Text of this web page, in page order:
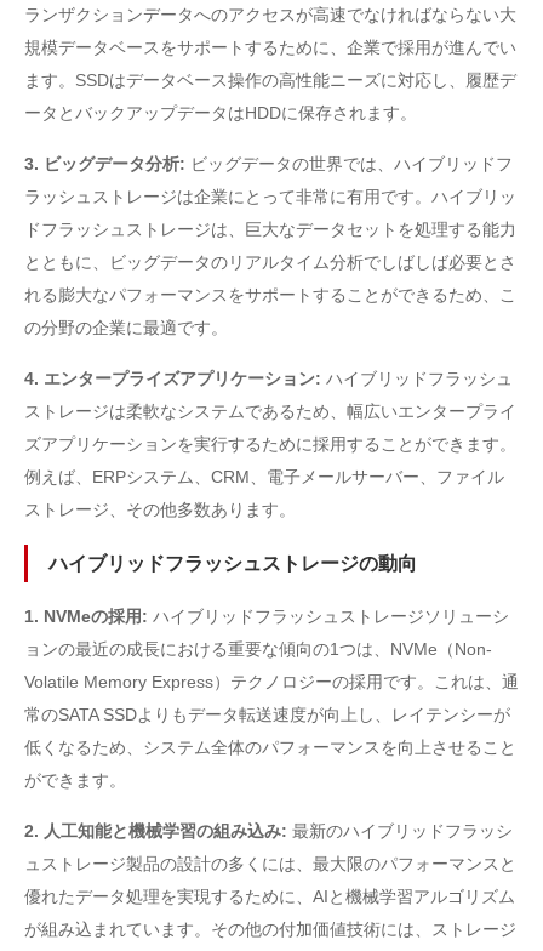
ランザクションデータへのアクセスが高速でなければならない大
規模データベースをサポートするために、企業で採用が進んでい
ます。SSDはデータベース操作の高性能ニーズに対応し、履歴デ
ータとバックアップデータはHDDに保存されます。
3. ビッグデータ分析: ビッグデータの世界では、ハイブリッドフ
ラッシュストレージは企業にとって非常に有用です。ハイブリッ
ドフラッシュストレージは、巨大なデータセットを処理する能力
とともに、ビッグデータのリアルタイム分析でしばしば必要とさ
れる膨大なパフォーマンスをサポートすることができるため、こ
の分野の企業に最適です。
4. エンタープライズアプリケーション: ハイブリッドフラッシュ
ストレージは柔軟なシステムであるため、幅広いエンタープライ
ズアプリケーションを実行するために採用することができます。
例えば、ERPシステム、CRM、電子メールサーバー、ファイル
ストレージ、その他多数あります。
ハイブリッドフラッシュストレージの動向
1. NVMeの採用: ハイブリッドフラッシュストレージソリューシ
ョンの最近の成長における重要な傾向の1つは、NVMe（Non-
Volatile Memory Express）テクノロジーの採用です。これは、通
常のSATA SSDよりもデータ転送速度が向上し、レイテンシーが
低くなるため、システム全体のパフォーマンスを向上させること
ができます。
2. 人工知能と機械学習の組み込み: 最新のハイブリッドフラッシ
ュストレージ製品の設計の多くには、最大限のパフォーマンスと
優れたデータ処理を実現するために、AIと機械学習アルゴリズム
が組み込まれています。その他の付加価値技術には、ストレージ